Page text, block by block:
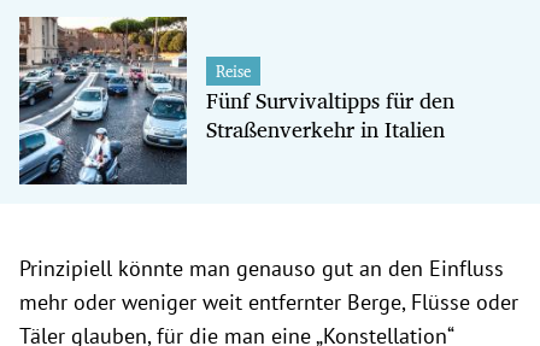
Reise
Fünf Survivaltipps für den
Straßenverkehr in Italien
Prinzipiell könnte man genauso gut an den Einfluss
mehr oder weniger weit entfernter Berge, Flüsse oder
Täler glauben, für die man eine „Konstellation“